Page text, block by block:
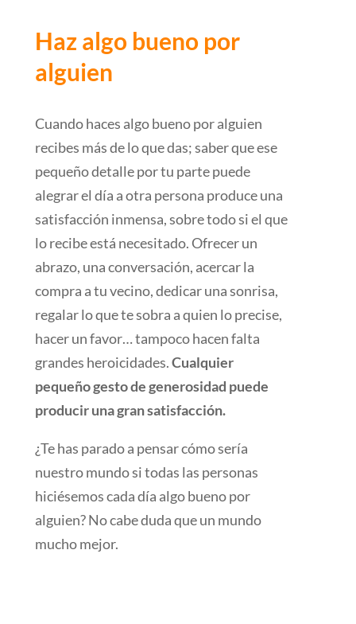
Haz algo bueno por
alguien
Cuando haces algo bueno por alguien
recibes más de lo que das; saber que ese
pequeño detalle por tu parte puede
alegrar el día a otra persona produce una
satisfacción inmensa, sobre todo si el que
lo recibe está necesitado. Ofrecer un
abrazo, una conversación, acercar la
compra a tu vecino, dedicar una sonrisa,
regalar lo que te sobra a quien lo precise,
hacer un favor… tampoco hacen falta
grandes heroicidades.Cualquier
pequeño gesto de generosidad puede
producir una gran satisfacción.
¿Te has parado a pensar cómo sería
nuestro mundo si todas las personas
hiciésemos cada día algo bueno por
alguien? No cabe duda que un mundo
mucho mejor.